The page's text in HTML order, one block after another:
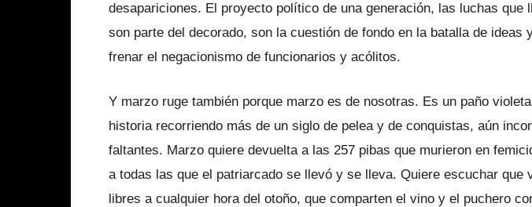
desapariciones. El proyecto político de una generación, las luchas que
son parte del decorado, son la cuestión de fondo en la batalla de ideas
frenar el negacionismo de funcionarios y acólitos.
Y marzo ruge también porque marzo es de nosotras. Es un paño
historia recorriendo más de un siglo de pelea y de conquistas, aún
faltantes. Marzo quiere devuelta a las 257 pibas que murieron en
a todas las que el patriarcado se llevó y se lleva. Quiere escuchar que
libres a cualquier hora del otoño, que comparten el vino y el puchero